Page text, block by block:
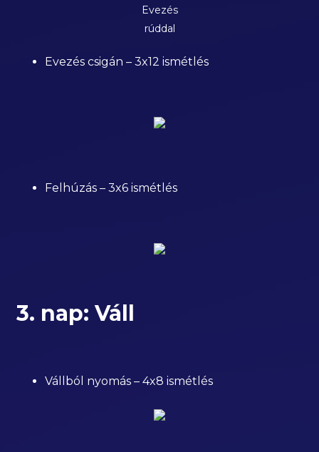
Evezés
rúddal
Evezés csigán – 3x12 ismétlés
Felhúzás – 3x6 ismétlés
3. nap: Váll
Vállból nyomás – 4x8 ismétlés